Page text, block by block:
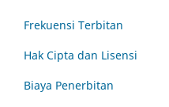
Frekuensi Terbitan
Hak Cipta dan Lisensi
Biaya Penerbitan